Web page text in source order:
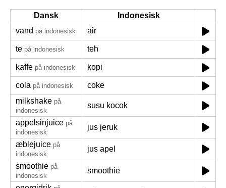
Dansk
Indonesisk
vand på indonesisk air
te på indonesisk teh
kaffe på indonesisk kopi
cola på indonesisk
coke
milkshake på
indonesisk
susu kocok
appelsinjuice på
indonesisk
jus jeruk
æblejuice på
indonesisk
jus apel
smoothie på
indonesisk
smoothie